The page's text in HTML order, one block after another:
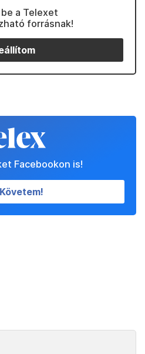
a Telexet
forrásnak!
Facebookon is!
Követem!